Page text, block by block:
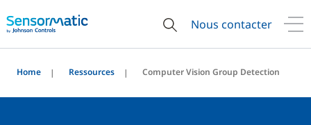
Nous contacter
Home Ressources Computer Vision Group Detection